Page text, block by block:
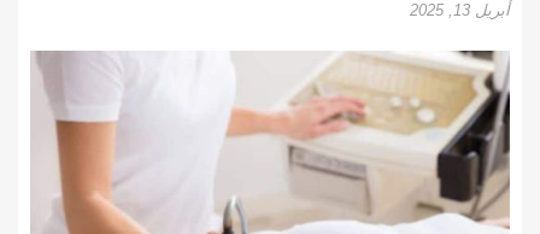
أبريل 13, 2025